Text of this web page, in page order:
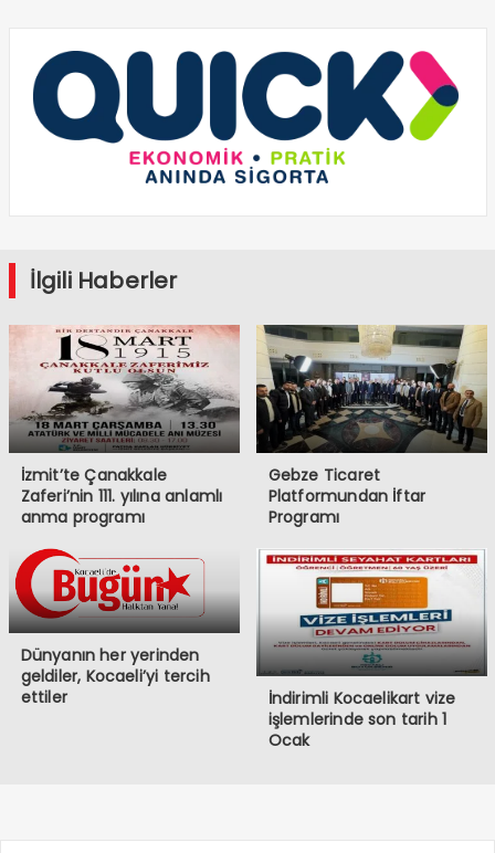
İlgili Haberler
İzmit’te Çanakkale
Zaferi’nin 111. yılına anlamlı
anma programı
Gebze Ticaret
Platformundan İftar
Programı
Dünyanın her yerinden
geldiler, Kocaeli’yi tercih
ettiler
İndirimli Kocaelikart vize
işlemlerinde son tarih 1
Ocak